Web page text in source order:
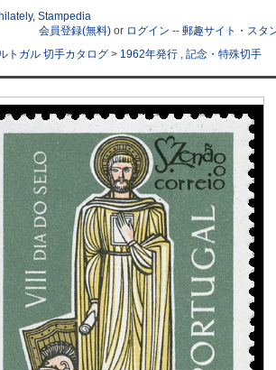
会員登録(無料) or ログイン -- 郵趣サイト・スタ
トガル 切手カタログ > 1962年発行 , 記念・特殊切手